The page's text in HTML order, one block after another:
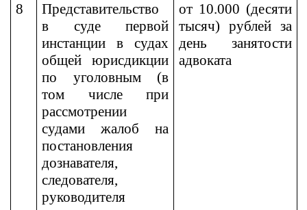
8
Представительство
в суде первой
инстанции в судах
общей юрисдикции
по уголовным (в
том числе при
рассмотрении
судами жалоб на
постановления
дознавателя,
следователя,
руководителя
от 10.000 (десяти
тысяч) рублей за
день занятости
адвоката